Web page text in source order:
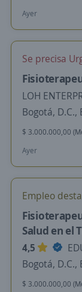
Ayer
Se precisa
LOH
Bogotá, D.C.,
$ 3.000.000,00
Ayer
Empleo
Salud en el
4,5
Bogotá, D.C.,
$ 3.000.000,00